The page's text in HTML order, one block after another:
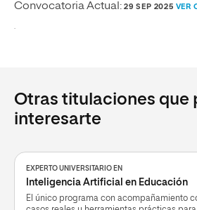
Convocatoria Actual: 29 SEP 2025 VER
.
Otras titulaciones que
interesarte
EXPERTO UNIVERSITARIO EN
Inteligencia Artificial en Educación
El único programa con acompañamiento